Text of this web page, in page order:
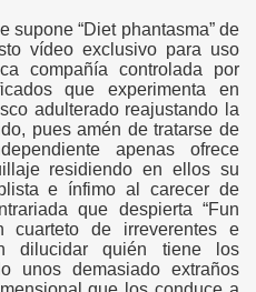
supone “Diet phantasma” de
vídeo exclusivo para uso
compañía controlada por
que experimenta en
adulterado reajustando la
pues amén de tratarse de
apenas ofrece
residiendo en ellos su
e ínfimo al carecer de
que despierta “Fun
cuarteto de irreverentes e
dilucidar quién tiene los
unos demasiado extraños